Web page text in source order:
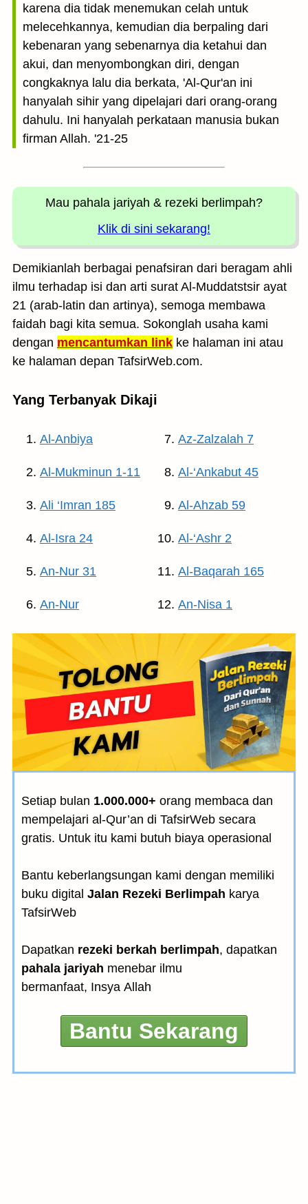
karena dia tidak menemukan celah untuk
melecehkannya, kemudian dia berpaling dari
kebenaran yang sebenarnya dia ketahui dan
akui, dan menyombongkan diri, dengan
congkaknya lalu dia berkata, 'Al-Qur'an ini
hanyalah sihir yang dipelajari dari orang-orang
dahulu. Ini hanyalah perkataan manusia bukan
firman Allah. '21-25
Mau pahala jariyah & rezeki berlimpah?
Klik di sini sekarang!
Demikianlah berbagai penafsiran dari beragam ahli
ilmu terhadap isi dan arti surat Al-Muddatstsir ayat
21 (arab-latin dan artinya), semoga membawa
faidah bagi kita semua. Sokonglah usaha kami
dengan mencantumkan link ke halaman ini atau
ke halaman depan TafsirWeb.com.
Yang Terbanyak Dikaji
Al-Anbiya
Al-Mukminun 1-11
Ali ‘Imran 185
Al-Isra 24
An-Nur 31
An-Nur
Az-Zalzalah 7
Al-‘Ankabut 45
Al-Ahzab 59
Al-‘Ashr 2
Al-Baqarah 165
An-Nisa 1
Setiap bulan 1.000.000+ orang membaca dan
mempelajari al-Qur’an di TafsirWeb secara
gratis. Untuk itu kami butuh biaya operasional
Bantu keberlangsungan kami dengan memiliki
buku digital Jalan Rezeki Berlimpah karya
TafsirWeb
Dapatkan rezeki berkah berlimpah, dapatkan
pahala jariyah menebar ilmu
bermanfaat, Insya Allah
Bantu Sekarang